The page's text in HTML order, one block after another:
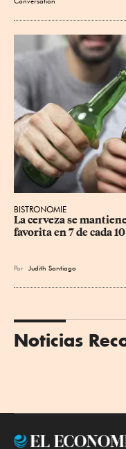
BISTRONOMIE
La cerveza se
favorita en 7 de cada
Por Judith Santiago
Noticias